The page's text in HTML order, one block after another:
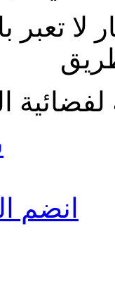
لا
انضم